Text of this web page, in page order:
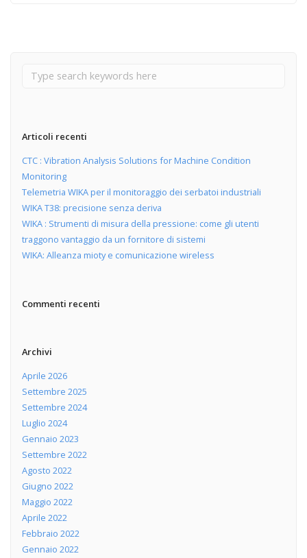
Articoli recenti
CTC : Vibration Analysis Solutions for Machine Condition
Monitoring
Telemetria WIKA per il monitoraggio dei serbatoi industriali
WIKA T38: precisione senza deriva
WIKA : Strumenti di misura della pressione: come gli utenti
traggono vantaggio da un fornitore di sistemi
WIKA: Alleanza mioty e comunicazione wireless
Commenti recenti
Archivi
Aprile 2026
Settembre 2025
Settembre 2024
Luglio 2024
Gennaio 2023
Settembre 2022
Agosto 2022
Giugno 2022
Maggio 2022
Aprile 2022
Febbraio 2022
Gennaio 2022